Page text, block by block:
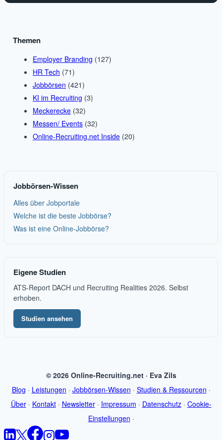
Themen
Employer Branding (127)
HR Tech (71)
Jobbörsen (421)
KI im Recruiting (3)
Meckerecke (32)
Messen/ Events (32)
Online-Recruiting.net Inside (20)
Jobbörsen-Wissen
Alles über Jobportale
Welche ist die beste Jobbörse?
Was ist eine Online-Jobbörse?
Eigene Studien
ATS-Report DACH und Recruiting Realities 2026. Selbst
erhoben.
Studien ansehen
© 2026 Online-Recruiting.net · Eva Zils
Blog · Leistungen · Jobbörsen-Wissen · Studien & Ressourcen ·
Über· Kontakt· Newsletter· Impressum · Datenschutz· Cookie-
Einstellungen ·